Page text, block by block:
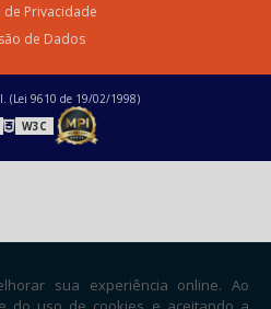
de Privacidade
de Dados
(Lei 9610 de 19/02/1998)
W3C